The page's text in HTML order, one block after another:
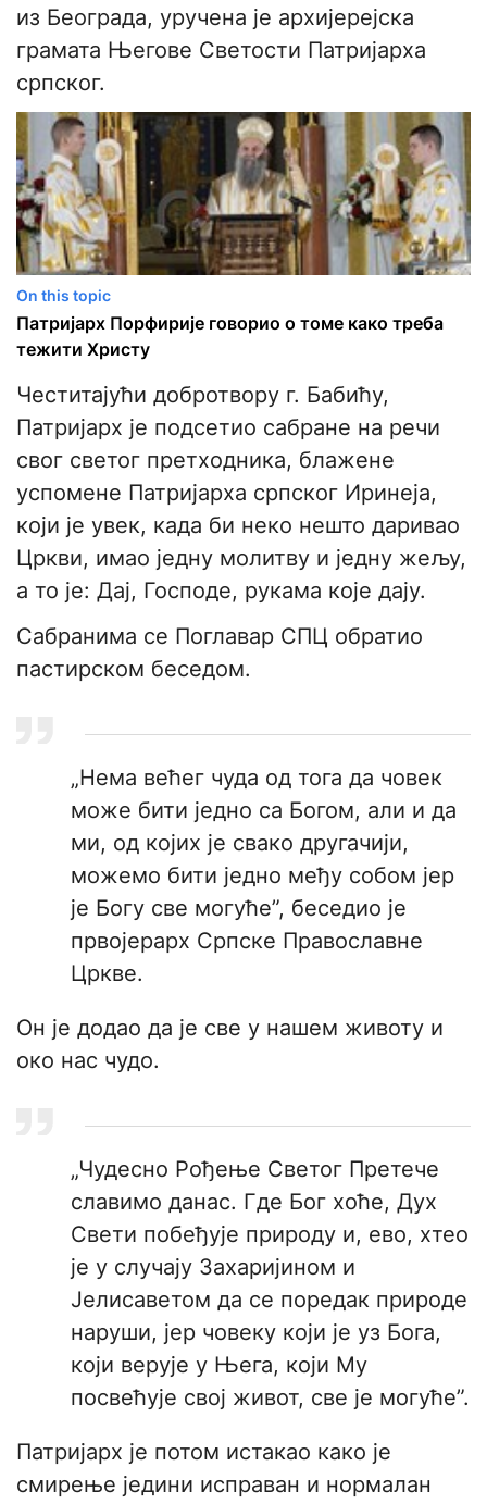
из Београда, уручена је архијерејска
грамата Његове Светости Патријарха
српског.
On this topic
Патријарх Порфирије говорио о томе како треба
тежити Христу
Честитајући добротвору г. Бабићу,
Патријарх је подсетио сабране на речи
свог светог претходника, блажене
успомене Патријарха српског Иринеја,
који је увек, када би неко нешто даривао
Цркви, имао једну молитву и једну жељу,
а то је: Дај, Господе, рукама које дају.
Сабранима се Поглавар СПЦ обратио
пастирском беседом.
„Нема већег чуда од тога да човек
може бити једно са Богом, али и да
ми, од којих је свако другачији,
можемо бити једно међу собом јер
је Богу све могуће”, беседио је
првојерарх Српске Православне
Цркве.
Он је додао да је све у нашем животу и
око нас чудо.
„Чудесно Рођење Светог Претече
славимо данас. Где Бог хоће, Дух
Свети побеђује природу и, ево, хтео
је у случају Захаријином и
Јелисаветом да се поредак природе
наруши, јер човеку који је уз Бога,
који верује у Њега, који Му
посвећује свој живот, све је могуће”.
Патријарх је потом истакао како је
смирење једини исправан и нормалан